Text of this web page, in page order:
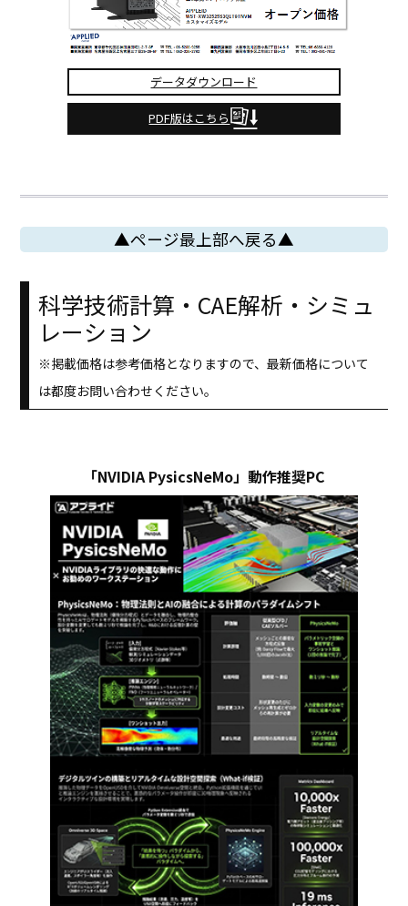
データダウンロード
PDF版はこちら
▲ページ最上部へ戻る▲
科学技術計算・CAE解析・シミュ
レーション
※掲載価格は参考価格となりますので、最新価格について
は都度お問い合わせください。
「NVIDIA PysicsNeMo」動作推奨PC